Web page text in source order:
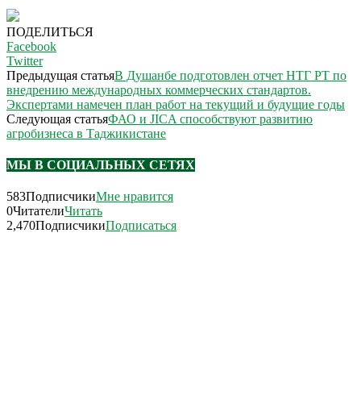
ПОДЕЛИТЬСЯ
Facebook
Twitter
Предыдущая статьяВ Душанбе подготовлен отчет НТГ РТ по
внедрению международных коммерческих стандартов.
Экспертами намечен план работ на текущий и будущие годы
Следующая статьяФАО и JICA способствуют развитию
агробизнеса в Таджикистане
МЫ В СОЦИАЛЬНЫХ СЕТЯХ
583ПодписчикиМне нравится
0ЧитателиЧитать
2,470ПодписчикиПодписаться